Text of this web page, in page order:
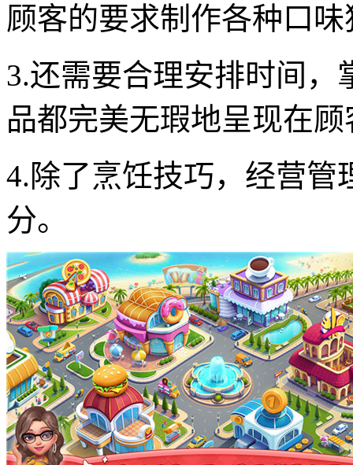
顾客的要求制作各种口
3.还需要合理安排时间
品都完美无瑕地呈现在
4.除了烹饪技巧，经营管
分。